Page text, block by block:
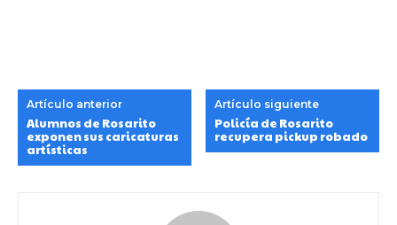
Artículo anterior
Alumnos de Rosarito
exponen sus caricaturas
artísticas
Artículo siguiente
Policía de Rosarito
recupera pickup robado